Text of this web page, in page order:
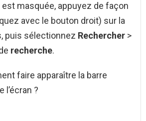
masquée, appuyez de façon
avec le bouton droit) sur la
puis sélectionnez Rechercher >
recherche.
faire apparaître la barre
l’écran ?